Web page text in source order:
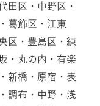
田区・中野区・
葛飾区・江東
区・豊島区・練
・丸の内・有楽
新橋・原宿・表
調布・中野・浅